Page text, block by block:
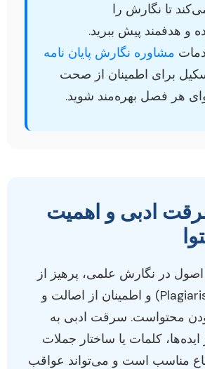
تا نگارش را
و هدفمند پیش ببرید.
مشاوره نگارش پایان نامه
برای اطمینان از صحت
هر فصل بهره‌مند شوید.
ادبی و اهمیت
در نگارش علمی، پرهیز از
سرقت ادبی (Plagiarism) و اطمینان از اصالت و
محتواست. سرقت ادبی به
ایده‌ها، کلمات یا ساختار جملات
مناسب است و می‌تواند عواقب